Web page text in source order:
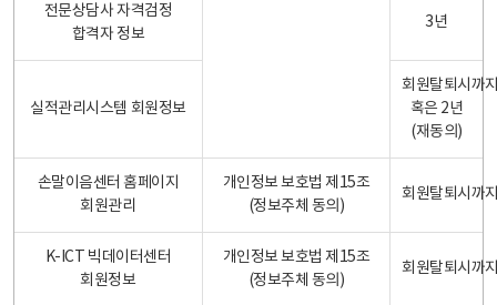
전문상담사 자격검정
합격자 정보
3년
실적관리시스템 회원정보
회원탈퇴시까
혹은 2년
(재동의)
손말이음센터 홈페이지
회원관리
개인정보 보호법 제15조
(정보주체 동의)
회원탈퇴시까
K-ICT 빅데이터센터
회원정보
개인정보 보호법 제15조
(정보주체 동의)
회원탈퇴시까